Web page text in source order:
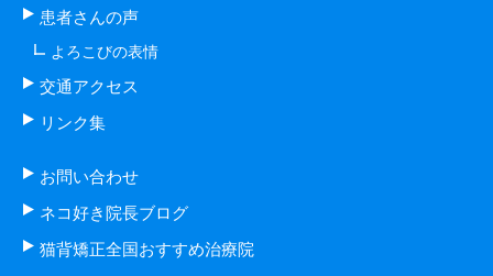
患者さんの声
よろこびの表情
交通アクセス
リンク集
お問い合わせ
ネコ好き院長ブログ
猫背矯正全国おすすめ治療院